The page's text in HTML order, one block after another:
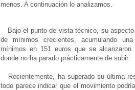
menos. A continuación lo analizamos.
Bajo el punto de vista técnico, su
de mínimos crecientes, acumulando
mínimos en 151 euros que se
donde no ha parado prácticamente de subir.
Recientemente, ha superado su última
todo parece indicar que el movimiento